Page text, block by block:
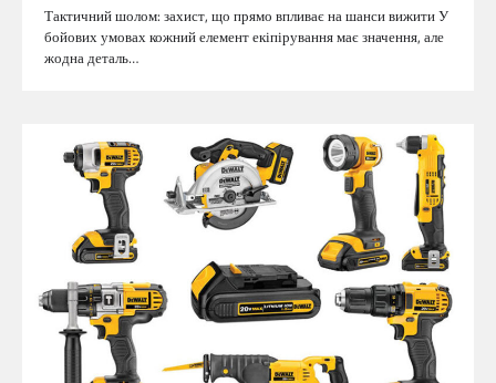
Тактичний шолом: захист, що прямо впливає на шанси вижити У
бойових умовах кожний елемент екіпірування має значення, але
жодна деталь…